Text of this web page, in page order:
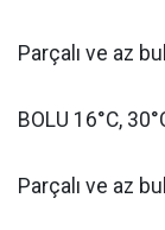
Parçalı ve az
BOLU 16°C,
Parçalı ve az